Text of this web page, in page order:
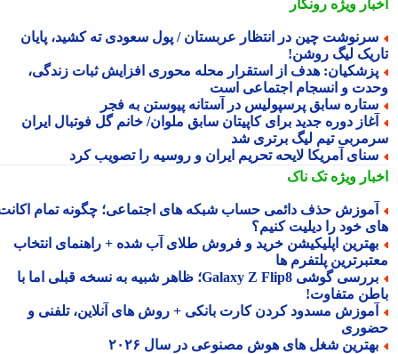
ویژهرونگار
چین در انتظار عربستان / پول سعودی ته کشید، پایان
لیگ روشن!
هدف از استقرار محله محوری افزایش ثبات زندگی،
و انسجام اجتماعی است
سابق پرسپولیس در آستانه پیوستن به فجر
دوره جدید برای کاپیتان سابق ملوان/ خانم گل فوتبال ایران
تیم لیگ برتری شد
آمریکا لایحه تحریم ایران و روسیه را تصویب کرد
ویژهتک ناک
حذف دائمی حساب شبکه های اجتماعی؛ چگونه تمام اکانت
خود را دیلیت کنیم؟
اپلیکیشن خرید و فروش طلای آب شده + راهنمای انتخاب
پلتفرم ها
بررسی گوشی Galaxy Z Flip8؛ ظاهر شبیه به نسخه قبلی اما با
متفاوت!
مسدود کردن کارت بانکی + روش های آنلاین، تلفنی و
شغل های هوش مصنوعی در سال ۲۰۲۶